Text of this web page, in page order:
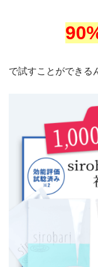
で試すことができる